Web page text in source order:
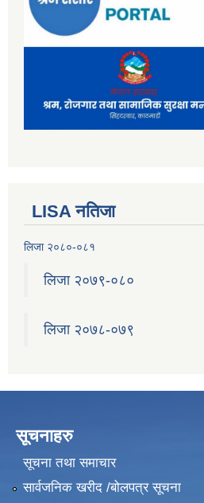
LISA नतिजा
लिजा २०८०-०८१
लिजा २०७९-०८०
लिजा २०७८-०७९
सूचनाहरु
सूचना तथा समाचार
सार्वजनिक खरीद /बोलपत्र सूचना